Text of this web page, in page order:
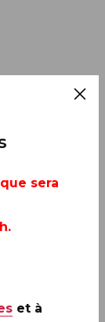
sera
et à